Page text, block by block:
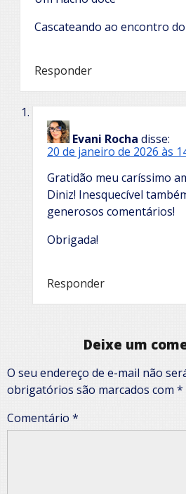
Cascateando ao encontro
Responder
Evani Rocha disse:
20 de janeiro de 2026 às
Gratidão meu caríssimo
Diniz! Inesquecível
generosos comentários!
Obrigada!
Responder
Deixe um
O seu endereço de e-mail não
obrigatórios são marcados com *
Comentário *